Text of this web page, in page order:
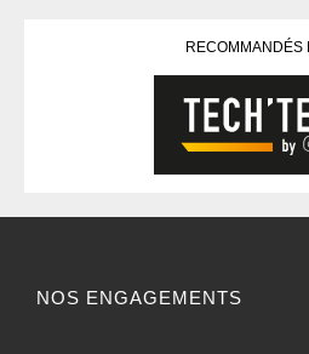
RECOMMANDÉS
NOS ENGAGEMENTS